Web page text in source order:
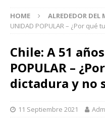
HOME ALREDEDOR DEL
UNIDAD POPULAR – ¿Por
Chile: A 51
POPULAR –
dictadura y no
11 Septiembre 2021